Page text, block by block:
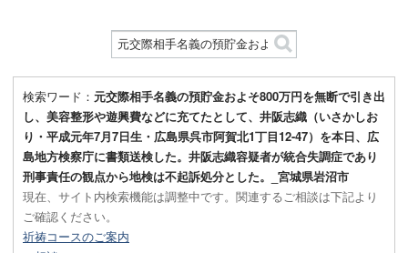
検索ワード： 元交際相手名義の預貯金およそ800万円を無断で引き出
し、美容整形や遊興費などに充てたとして、井阪志織（いさかしお
り・平成元年7月7日生・広島県呉市阿賀北1丁目12-47）を本日、広
島地方検察庁に書類送検した。井阪志織容疑者が統合失調症であり
刑事責任の観点から地検は不起訴処分とした。_宮城県岩沼市
現在、サイト内検索機能は調整中です。関連するご相談は下記より
ご確認ください。
祈祷コースのご案内